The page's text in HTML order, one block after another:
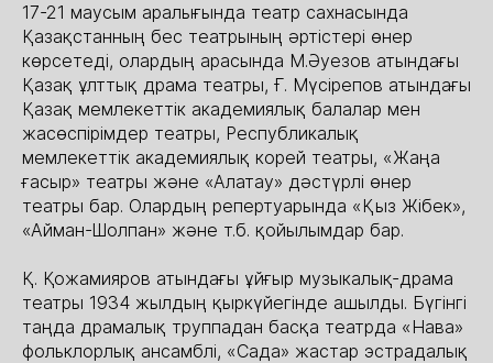
17-21 маусым аралығында театр сахнасында
Қазақстанның бес театрының әртістері өнер
көрсетеді, олардың арасында М.Әуезов атындағы
Қазақ ұлттық драма театры, Ғ. Мүсірепов атындағы
Қазақ мемлекеттік академиялық балалар мен
жасөспірімдер театры, Республикалық
мемлекеттік академиялық корей театры, «Жаңа
ғасыр» театры және «Алатау» дәстүрлі өнер
театры бар. Олардың репертуарында «Қыз Жібек»,
«Айман-Шолпан» және т.б. қойылымдар бар.
Қ. Қожамияров атындағы ұйғыр музыкалық-драма
театры 1934 жылдың қыркүйегінде ашылды. Бүгінгі
таңда драмалық труппадан басқа театрда «Нава»
фольклорлық ансамблі, «Сада» жастар эстрадалық